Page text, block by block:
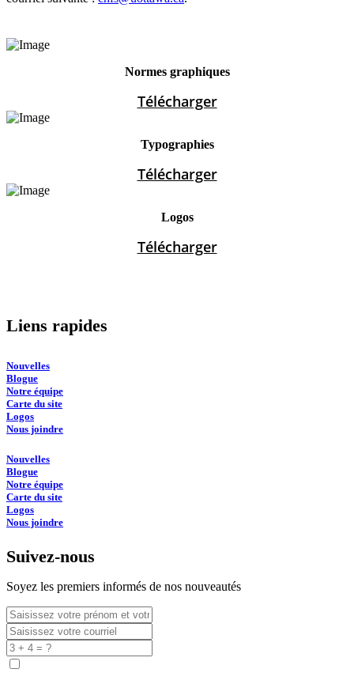
Normes graphiques
Télécharger
Typographies
Télécharger
Logos
Télécharger
Liens rapides
Nouvelles
Blogue
Notre équipe
Carte du site
Logos
Nous joindre
Nouvelles
Blogue
Notre équipe
Carte du site
Logos
Nous joindre
Suivez-nous
Soyez les premiers informés de nos nouveautés